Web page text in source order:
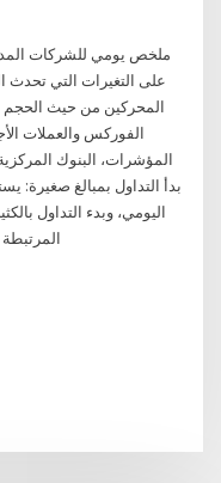
ملخص يومي للشركات
على التغيرات التي تحدث
المحركين من حيث
الفوركس والعملات
المؤشرات، البنوك
بدأ التداول بمبالغ صغيرة:
اليومي، وبدء التداول